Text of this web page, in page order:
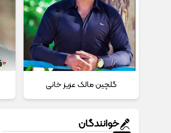
گلچین مالک عزیز خانی
خوانندگان